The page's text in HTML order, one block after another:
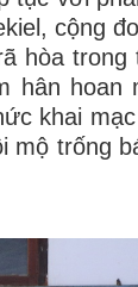
cộng
hòa
hoan
khai
mộ trống